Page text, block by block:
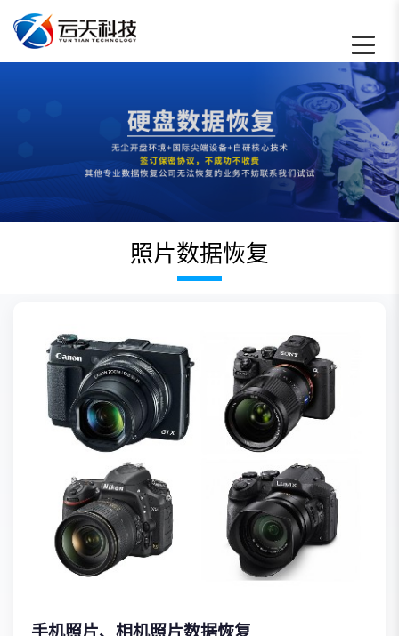
照片数据恢复 - 云天数据恢复中心
照片数据恢复
手机照片、相机照片数据恢复